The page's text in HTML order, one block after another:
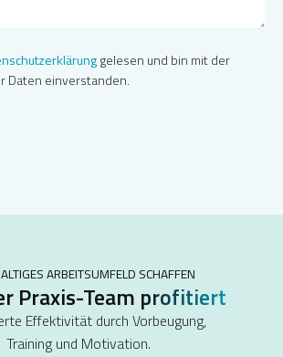
gelesen und bin mit der
Daten einverstanden.
ARBEITSUMFELD SCHAFFEN
Praxis-Team profitiert
Effektivität durch Vorbeugung,
Training und Motivation.